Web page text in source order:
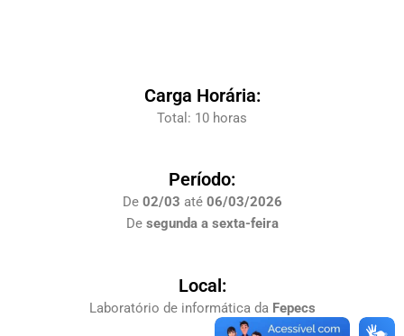
Carga Horária:
Total: 10 horas
Período:
De 02/03 até 06/03/2026
De segunda a sexta-feira
Local:
Laboratório de informática da Fepecs